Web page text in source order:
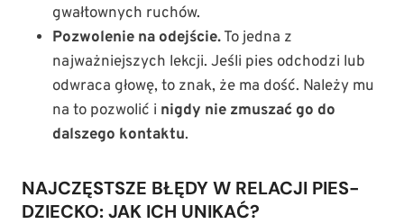
gwałtownych ruchów.
Pozwolenie na odejście.To jedna z
najważniejszych lekcji. Jeśli pies odchodzi lub
odwraca głowę, to znak, że ma dość. Należy mu
na to pozwolić i nigdy nie zmuszać go do
dalszego kontaktu.
NAJCZĘSTSZE BŁĘDY W RELACJI PIES-
DZIECKO: JAK ICH UNIKAĆ?